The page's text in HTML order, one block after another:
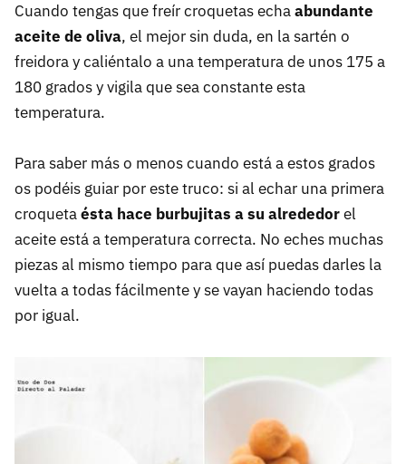
Cuando tengas que freír croquetas echaabundante
aceite de oliva, el mejor sin duda, en la sartén o
freidora y caliéntalo a una temperatura de unos 175 a
180 grados y vigila que sea constante esta
temperatura.
Para saber más o menos cuando está a estos grados
os podéis guiar por este truco: si al echar una primera
croquetaésta hace burbujitas a su alrededorel
aceite está a temperatura correcta. No eches muchas
piezas al mismo tiempo para que así puedas darles la
vuelta a todas fácilmente y se vayan haciendo todas
por igual.